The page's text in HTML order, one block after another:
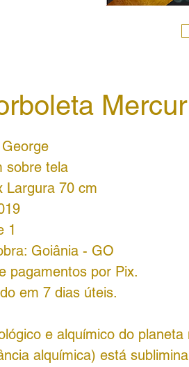
sobre tela
Largura 70 cm
1
Goiânia - GO
pagamentos por Pix.
em 7 dias úteis.
e alquímico do
alquímica) está